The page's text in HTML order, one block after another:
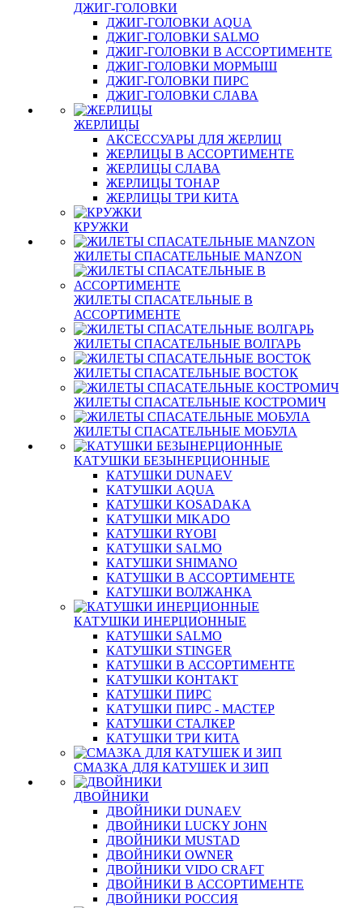
ДЖИГ-ГОЛОВКИ
ДЖИГ-ГОЛОВКИ AQUA
ДЖИГ-ГОЛОВКИ SALMO
ДЖИГ-ГОЛОВКИ В АССОРТИМЕНТЕ
ДЖИГ-ГОЛОВКИ МОРМЫШ
ДЖИГ-ГОЛОВКИ ПИРС
ДЖИГ-ГОЛОВКИ СЛАВА
ЖЕРЛИЦЫ
АКСЕССУАРЫ ДЛЯ ЖЕРЛИЦ
ЖЕРЛИЦЫ В АССОРТИМЕНТЕ
ЖЕРЛИЦЫ СЛАВА
ЖЕРЛИЦЫ ТОНАР
ЖЕРЛИЦЫ ТРИ КИТА
КРУЖКИ
ЖИЛЕТЫ СПАСАТЕЛЬНЫЕ MANZON
ЖИЛЕТЫ СПАСАТЕЛЬНЫЕ В
АССОРТИМЕНТЕ
ЖИЛЕТЫ СПАСАТЕЛЬНЫЕ ВОЛГАРЬ
ЖИЛЕТЫ СПАСАТЕЛЬНЫЕ ВОСТОК
ЖИЛЕТЫ СПАСАТЕЛЬНЫЕ КОСТРОМИЧ
ЖИЛЕТЫ СПАСАТЕЛЬНЫЕ МОБУЛА
КАТУШКИ БЕЗЫНЕРЦИОННЫЕ
КАТУШКИ DUNAEV
КАТУШКИ AQUA
КАТУШКИ KOSADAKA
КАТУШКИ MIKADO
КАТУШКИ RYOBI
КАТУШКИ SALMO
КАТУШКИ SHIMANO
КАТУШКИ В АССОРТИМЕНТЕ
КАТУШКИ ВОЛЖАНКА
КАТУШКИ ИНЕРЦИОННЫЕ
КАТУШКИ SALMO
КАТУШКИ STINGER
КАТУШКИ В АССОРТИМЕНТЕ
КАТУШКИ КОНТАКТ
КАТУШКИ ПИРС
КАТУШКИ ПИРС - МАСТЕР
КАТУШКИ СТАЛКЕР
КАТУШКИ ТРИ КИТА
СМАЗКА ДЛЯ КАТУШЕК И ЗИП
ДВОЙНИКИ
ДВОЙНИКИ DUNAEV
ДВОЙНИКИ LUCKY JOHN
ДВОЙНИКИ MUSTAD
ДВОЙНИКИ OWNER
ДВОЙНИКИ VIDO CRAFT
ДВОЙНИКИ В АССОРТИМЕНТЕ
ДВОЙНИКИ РОССИЯ